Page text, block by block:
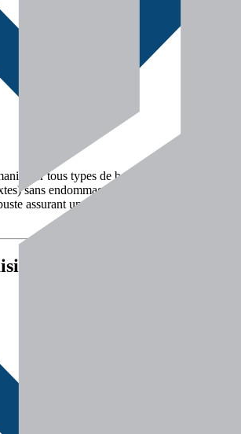
tous types de balles (enrubannées,
sans endommager la matière.
assurant une prise sécurisée et stable lors